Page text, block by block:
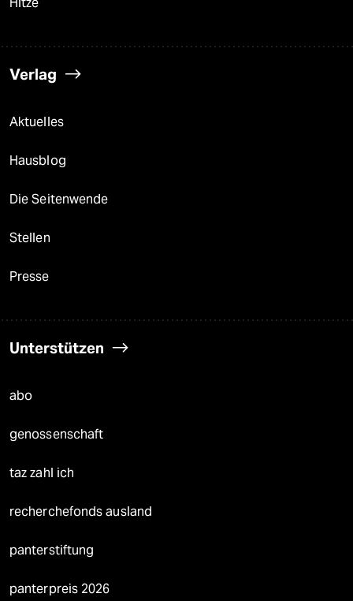
Verlag
Aktuelles
Hausblog
Die Seitenwende
Stellen
Presse
Unterstützen
abo
genossenschaft
taz zahl ich
recherchefonds ausland
panterstiftung
panterpreis 2026